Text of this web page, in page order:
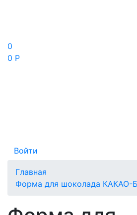
0
0 Р
Войти
Главная
Форма для шоколада